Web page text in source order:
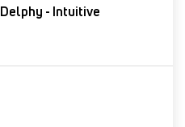
meuble bas sous vasque - Delphy - Intuitive